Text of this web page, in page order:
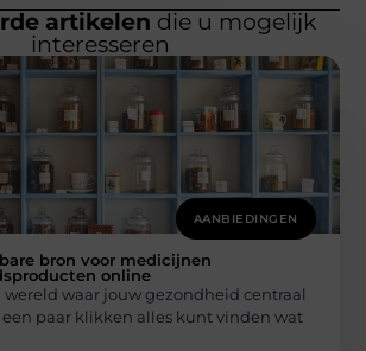
artikelen die u mogelijk
interesseren
AANBIEDINGEN
bron voor medicijnen
online
wereld waar jouw gezondheid centraal
paar klikken alles kunt vinden wat